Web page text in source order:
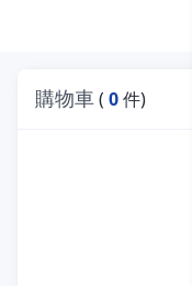
購物車( 0件)